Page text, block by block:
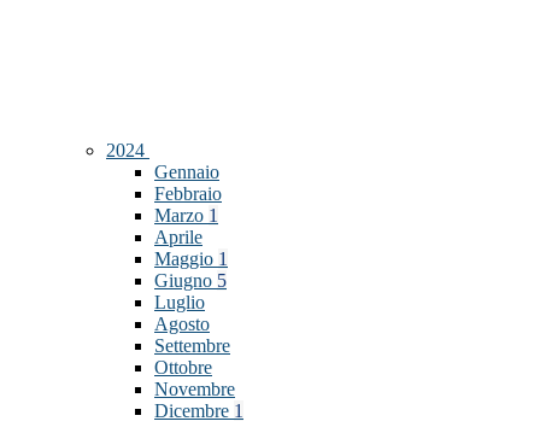
2024
Gennaio
Febbraio
Marzo 1
Aprile
Maggio 1
Giugno 5
Luglio
Agosto
Settembre
Ottobre
Novembre
Dicembre 1